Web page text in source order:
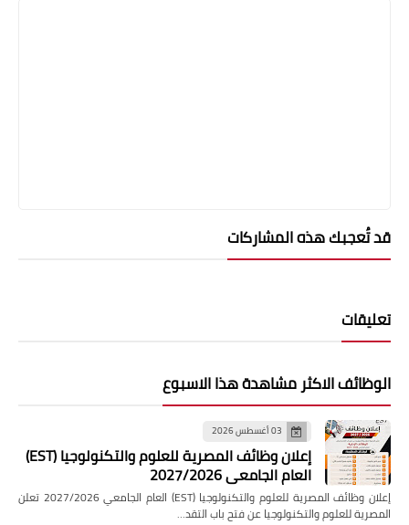
قد تُعجبك هذه المشاركات
تعليقات
الوظائف الاكثر مشاهدة هذا الاسبوع
03 أغسطس 2026
إعلان وظائف المصرية للعلوم والتكنولوجيا (EST)
العام الجامعي 2027/2026
إعلان وظائف المصرية للعلوم والتكنولوجيا (EST) العام الجامعي 2027/2026 تعلن
المصرية للعلوم والتكنولوجيا عن فتح باب التقد…